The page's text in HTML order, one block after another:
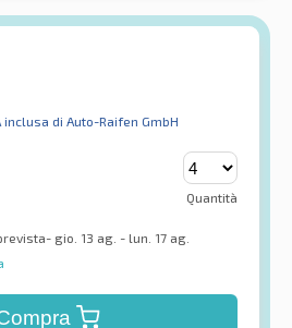
inclusa di Auto-Raifen GmbH
Quantità
gio. 13 ag. - lun. 17 ag.